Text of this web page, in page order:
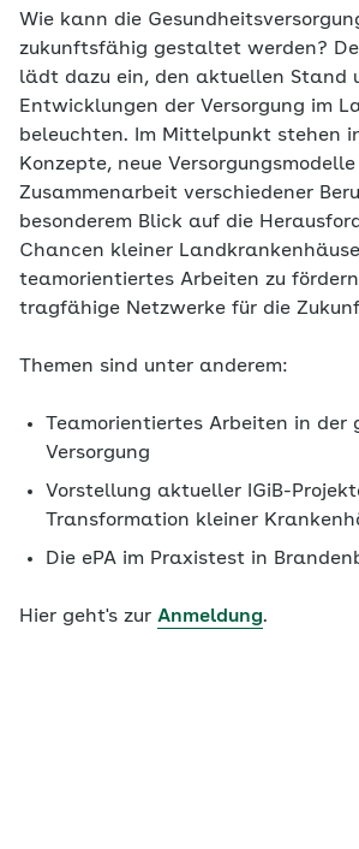
Wie kann die
zukunftsfähig gestaltet werden?
lädt dazu ein, den aktuellen Stand
Entwicklungen der Versorgung im
beleuchten. Im Mittelpunkt stehen
Konzepte, neue
Zusammenarbeit verschiedener
besonderem Blick auf die
Chancen kleiner
teamorientiertes Arbeiten zu
tragfähige Netzwerke für die
Themen sind unter anderem:
Teamorientiertes Arbeiten in der
Versorgung
Vorstellung aktueller IGiB-
Transformation kleiner
Die ePA im Praxistest in
Hier geht's zur Anmeldung.